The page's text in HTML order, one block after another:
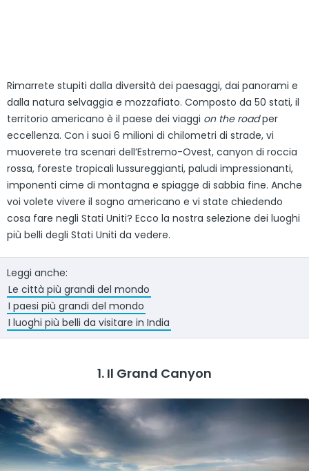
Rimarrete stupiti dalla diversità dei paesaggi, dai panorami e
dalla natura selvaggia e mozzafiato. Composto da 50 stati, il
territorio americano è il paese dei viaggi on the roadper
eccellenza. Con i suoi 6 milioni di chilometri di strade, vi
muoverete tra scenari dell’Estremo-Ovest, canyon di roccia
rossa, foreste tropicali lussureggianti, paludi impressionanti,
imponenti cime di montagna e spiagge di sabbia fine. Anche
voi volete vivere il sogno americano e vi state chiedendo
cosa fare negli Stati Uniti? Ecco la nostra selezione dei luoghi
più belli degli Stati Uniti da vedere.
Leggi anche:
Le città più grandi del mondo
I paesi più grandi del mondo
I luoghi più belli da visitare in India
1. Il Grand Canyon